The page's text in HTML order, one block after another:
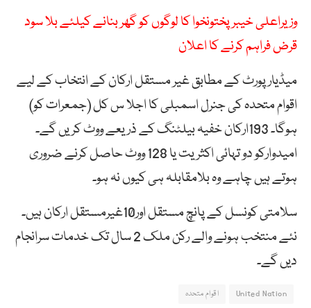
وزیراعلی خیبر پختونخوا کا لوگوں کو گھر بنانے کیلئے بلا سود
قرض فراہم کرنے کا اعلان
میڈیارپورٹ کے مطابق غیر مستقل ارکان کے انتخاب کے لیے
اقوام متحدہ کی جنرل اسمبلی کا اجلا س کل (جمعرات کو)
ہوگا۔ 193ارکان خفیہ بیلٹنگ کے ذریعے ووٹ کریں گے۔
امیدوارکو دو تہائی اکثریت یا 128 ووٹ حاصل کرنے ضروری
ہوتے ہیں چاہے وہ بلامقابلہ ہی کیوں نہ ہو۔
سلامتی کونسل کے پانچ مستقل اور10غیرمستقل ارکان ہیں۔
نئے منتخب ہونے والے رکن ملک 2 سال تک خدمات سرانجام
دیں گے۔
United Nation اقوام متحدہ